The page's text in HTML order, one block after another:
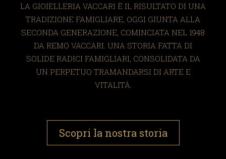
LA GIOIELLERIA VACCARI È IL RISULTATO DI UNA
TRADIZIONE FAMIGLIARE, OGGI GIUNTA ALLA
SECONDA GENERAZIONE, COMINCIATA NEL 1948
DA REMO VACCARI. UNA STORIA FATTA DI
SOLIDE RADICI FAMIGLIARI, CONSOLIDATA DA
UN PERPETUO TRAMANDARSI DI ARTE E
VITALITÀ.
Scopri la nostra storia